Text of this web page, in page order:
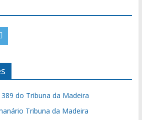
do Tribuna da Madeira
Tribuna da Madeira